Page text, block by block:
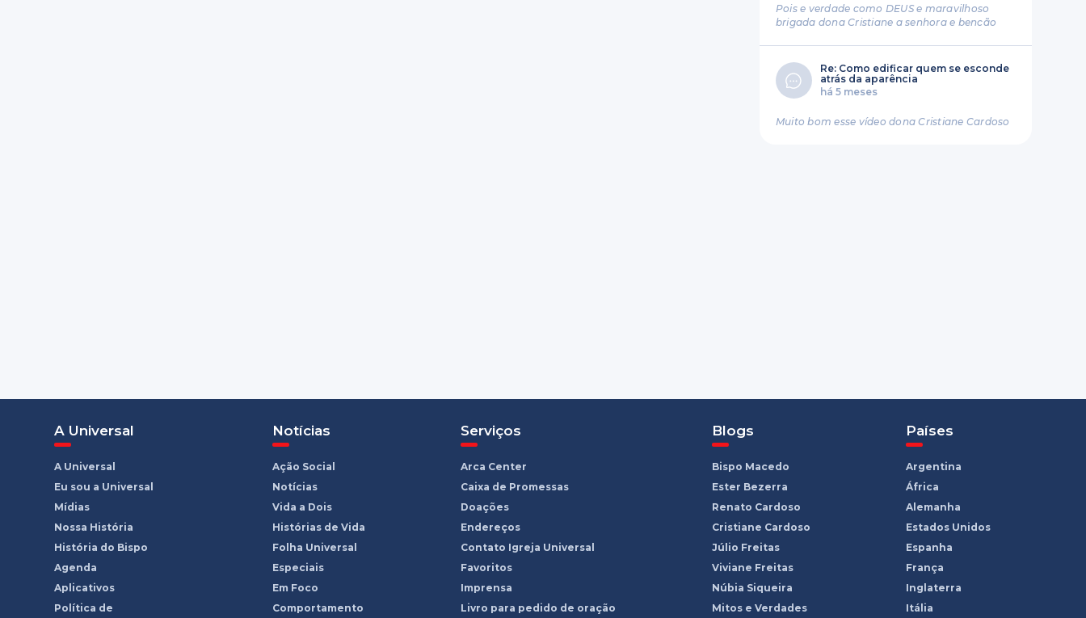
Pois e verdade como DEUS e maravilhoso
brigada dona Cristiane a senhora e bencão
Re: Como edificar quem se esconde
atrás da aparência
há 5 meses
Muito bom esse vídeo dona Cristiane Cardoso
A Universal
A Universal
Eu sou a Universal
Mídias
Nossa História
História do Bispo
Agenda
Aplicativos
Política de
Notícias
Ação Social
Notícias
Vida a Dois
Histórias de Vida
Folha Universal
Especiais
Em Foco
Comportamento
Serviços
Arca Center
Caixa de Promessas
Doações
Endereços
Contato Igreja Universal
Favoritos
Imprensa
Livro para pedido de oração
Blogs
Bispo Macedo
Ester Bezerra
Renato Cardoso
Cristiane Cardoso
Júlio Freitas
Viviane Freitas
Núbia Siqueira
Mitos e Verdades
Países
Argentina
África
Alemanha
Estados Unidos
Espanha
França
Inglaterra
Itália